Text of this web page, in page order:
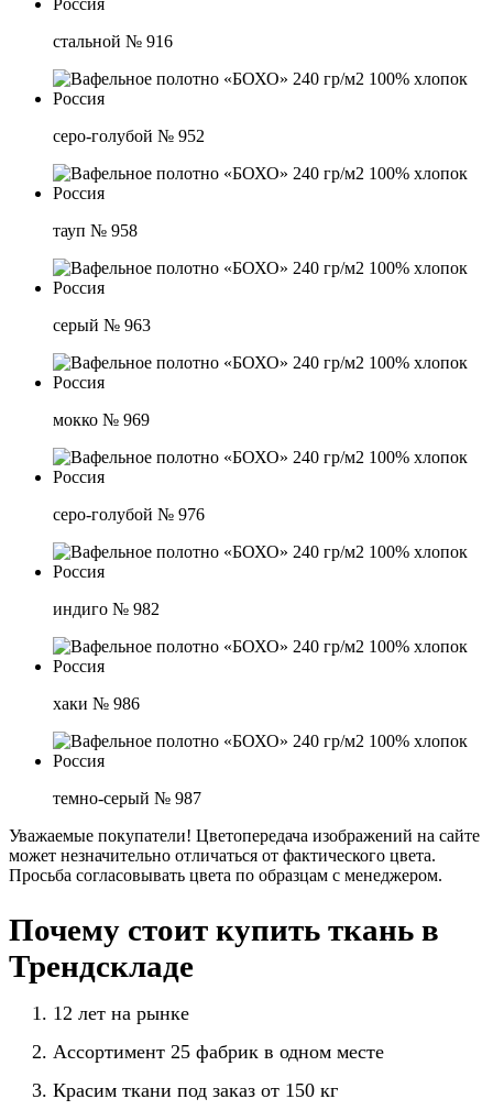
стальной № 916
серо-голубой № 952
тауп № 958
серый № 963
мокко № 969
серо-голубой № 976
индиго № 982
хаки № 986
темно-серый № 987
Уважаемые покупатели! Цветопередача изображений на сайте
может незначительно отличаться от фактического цвета.
Просьба согласовывать цвета по образцам с менеджером.
Почему стоит купить ткань в
Трендскладе
12 лет на рынке
Ассортимент 25 фабрик в одном месте
Красим ткани под заказ от 150 кг